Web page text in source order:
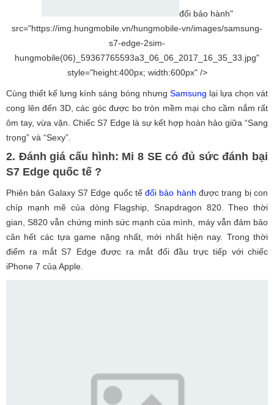
đổi bảo hành"
src="https://img.hungmobile.vn/hungmobile-vn/images/samsung-
s7-edge-2sim-
hungmobile(06)_59367765593a3_06_06_2017_16_35_33.jpg"
style="height:400px; width:600px" />
Cùng thiết kế lưng kính sáng bóng nhưng Samsung lại lựa chọn vát
cong lên đến 3D, các góc được bo tròn mềm mại cho cầm nắm rất
ôm tay, vừa vặn. Chiếc S7 Edge là sự kết hợp hoàn hảo giữa “Sang
trọng” và “Sexy”.
2. Đánh giá cấu hình: Mi 8 SE có đủ sức đánh bại
S7 Edge quốc tế ?
Phiên bản Galaxy S7 Edge quốc tếđổi bảo hành được trang bị con
chíp mạnh mẽ của dòng Flagship, Snapdragon 820. Theo thời
gian, S820 vẫn chứng minh sức mạnh của mình, máy vẫn đảm bảo
cân hết các tựa game nặng nhất, mới nhất hiện nay. Trong thời
điểm ra mắt S7 Edge được ra mắt đối đầu trực tiếp với chiếc
iPhone 7 của Apple.